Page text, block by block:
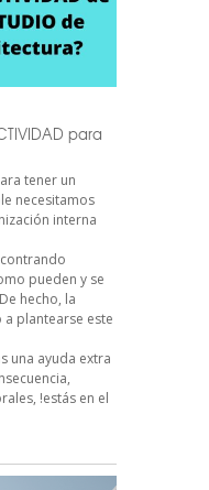
para
tener un
necesitamos
interna
pueden y se
hecho, la
plantearse este
una ayuda extra
!estás en el